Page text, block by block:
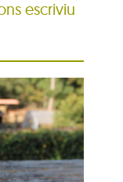
escriviu